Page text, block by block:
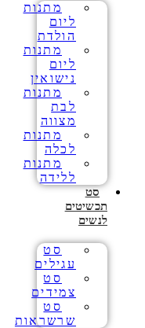
מתנות
ליום
הולדת
מתנות
ליום
נישואין
מתנות
לבת
מצווה
מתנות
לכלה
מתנות
ללידה
סט
תכשיטים
לנשים
סט
עגילים
סט
צמידים
סט
שרשראות